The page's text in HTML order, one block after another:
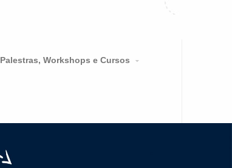
Palestras, Workshops e Cursos